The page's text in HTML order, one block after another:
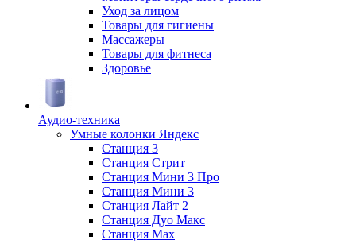
Уход за лицом
Товары для гигиены
Массажеры
Товары для фитнеса
Здоровье
Аудио-техника
Умные колонки Яндекс
Станция 3
Станция Стрит
Станция Мини 3 Про
Станция Мини 3
Станция Лайт 2
Станция Дуо Макс
Станция Max